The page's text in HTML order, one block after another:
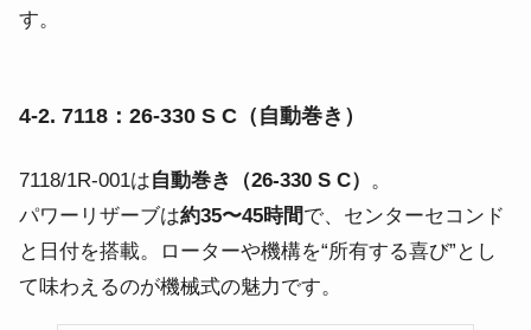
す。
4-2. 7118：26-330 S C（自動巻き）
7118/1R-001は自動巻き（26-330 S C） 。
パワーリザーブは約35〜45時間で、センターセコンド
と日付を搭載。ローターや機構を“所有する喜び”とし
て味わえるのが機械式の魅力です。